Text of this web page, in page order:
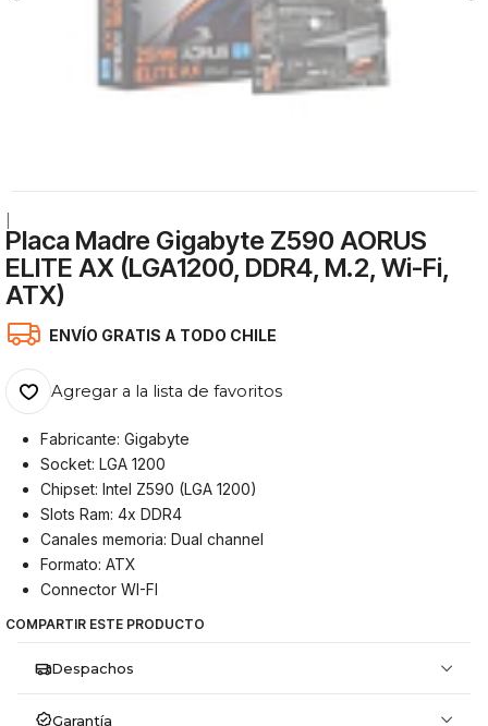
Placa Madre Gigabyte Z590 AORUS
ELITE AX (LGA1200, DDR4, M.2, Wi-Fi,
ATX)
ENVÍO GRATIS A TODO CHILE
Agregar a la lista de favoritos
Fabricante: Gigabyte
Socket: LGA 1200
Chipset: Intel Z590 (LGA 1200)
Slots Ram: 4x DDR4
Canales memoria: Dual channel
Formato: ATX
Connector WI-FI
COMPARTIR ESTE PRODUCTO
Despachos
Garantía